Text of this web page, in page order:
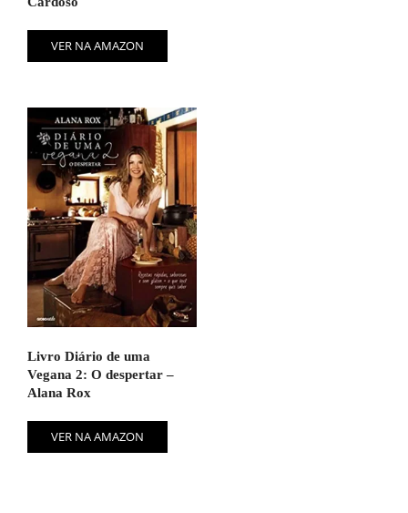
VER NA AMAZON
Livro Diário de uma
Vegana 2: O despertar –
Alana Rox
VER NA AMAZON